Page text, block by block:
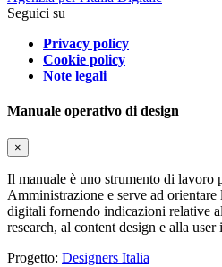
Seguici su
Privacy policy
Cookie policy
Note legali
Manuale operativo di design
×
Il manuale è uno strumento di lavoro
Amministrazione e serve ad
digitali fornendo indicazioni relative
research, al content design e alla user
Progetto: Designers Italia